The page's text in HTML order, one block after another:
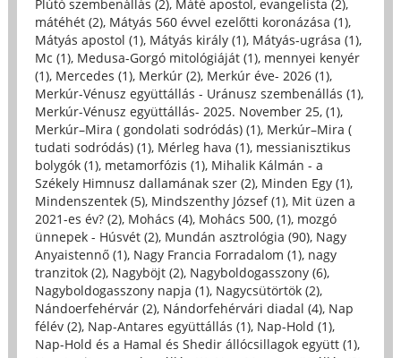
Plútó szembenállás (2), Máté apostol, evangelista (2),
mátéhét (2), Mátyás 560 évvel ezelőtti koronázása (1),
Mátyás apostol (1), Mátyás király (1), Mátyás-ugrása (1),
Mc (1), Medusa-Gorgó mitológiáját (1), mennyei kenyér
(1), Mercedes (1), Merkúr (2), Merkúr éve- 2026 (1),
Merkúr-Vénusz együttállás - Uránusz szembenállás (1),
Merkúr-Vénusz együttállás- 2025. November 25, (1),
Merkúr–Mira ( gondolati sodródás) (1), Merkúr–Mira (
tudati sodródás) (1), Mérleg hava (1), messianisztikus
bolygók (1), metamorfózis (1), Mihalik Kálmán - a
Székely Himnusz dallamának szer (2), Minden Egy (1),
Mindenszentek (5), Mindszenthy József (1), Mit üzen a
2021-es év? (2), Mohács (4), Mohács 500, (1), mozgó
ünnepek - Húsvét (2), Mundán asztrológia (90), Nagy
Anyaistennő (1), Nagy Francia Forradalom (1), nagy
tranzitok (2), Nagyböjt (2), Nagyboldogasszony (6),
Nagyboldogasszony napja (1), Nagycsütörtök (2),
Nándoerfehérvár (2), Nándorfehérvári diadal (4), Nap
félév (2), Nap-Antares együttállás (1), Nap-Hold (1),
Nap-Hold és a Hamal és Shedir állócsillagok együtt (1),